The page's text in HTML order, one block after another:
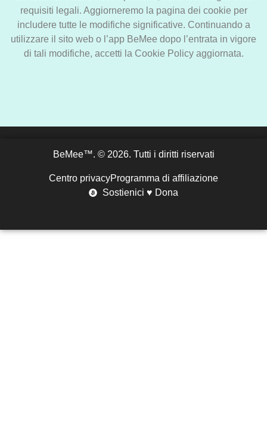
requisiti legali. Aggiorneremo la pagina dei cookie per
includere tutte le modifiche significative. Continuando a
utilizzare il sito web o l’app BeMee dopo l’entrata in vigore
di tali modifiche, accetti la Cookie Policy aggiornata.
BeMee™. © 2026. Tutti i diritti riservati
Centro privacyProgramma di affiliazione
Sostienici ♥ Dona